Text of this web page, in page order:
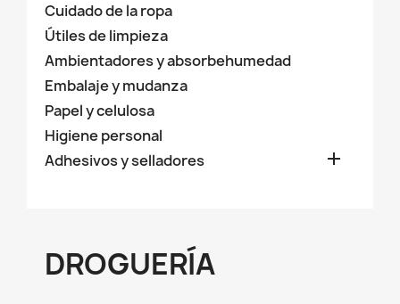
Cuidado de la ropa
Útiles de limpieza
Ambientadores y absorbehumedad
Embalaje y mudanza
Papel y celulosa
Higiene personal
Adhesivos y selladores

DROGUERÍA